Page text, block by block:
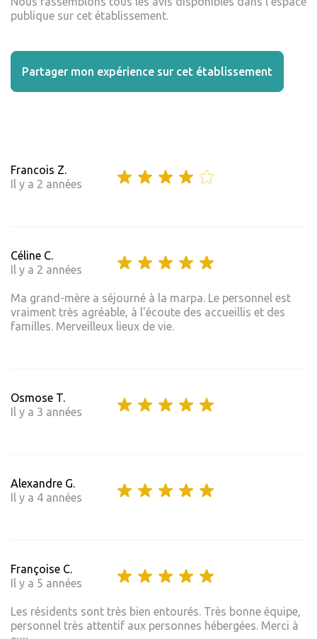
publique sur cet établissement.
Partager mon expérience sur cet établissement
Francois Z.
Il y a 2 années
Céline C.
Il y a 2 années
Ma grand-mère a séjourné à la marpa. Le personnel est
vraiment très agréable, à l'écoute des accueillis et des
familles. Merveilleux lieux de vie.
Osmose T.
Il y a 3 années
Alexandre G.
Il y a 4 années
Françoise C.
Il y a 5 années
Les résidents sont très bien entourés. Très bonne équipe,
personnel très attentif aux personnes hébergées. Merci à